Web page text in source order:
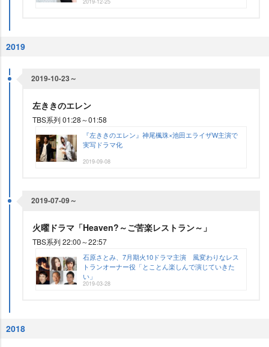
2019
2019-10-23～
左ききのエレン
TBS系列 01:28～01:58
『左ききのエレン』神尾楓珠×池田エライザW主演で
実写ドラマ化
2019-09-08
2019-07-09～
火曜ドラマ「Heaven?～ご苦楽レストラン～」
TBS系列 22:00～22:57
石原さとみ、7月期火10ドラマ主演 風変わりなレス
トランオーナー役「とことん楽しんで演じていきた
い」
2019-03-28
2018